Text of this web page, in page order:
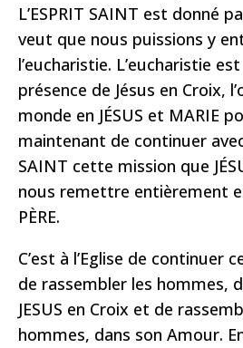
L’ESPRIT SAINT est donné
veut que nous puissions y
l’eucharistie. L’eucharistie
présence de Jésus en Croix,
monde en JÉSUS et MARIE
maintenant de continuer
SAINT cette mission que
nous remettre entièrement
PÈRE.
C’est à l’Eglise de continuer
de rassembler les hommes,
JESUS en Croix et de
hommes, dans son Amour.